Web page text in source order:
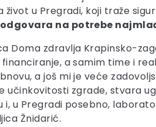
život u Pregradi, koji traže
na potrebe
Doma zdravlja Krapinsko-
a samim time i
a još mi je veće
učinkovitosti zgrade, stvara
i, u Pregradi posebno,
Žnidarić.